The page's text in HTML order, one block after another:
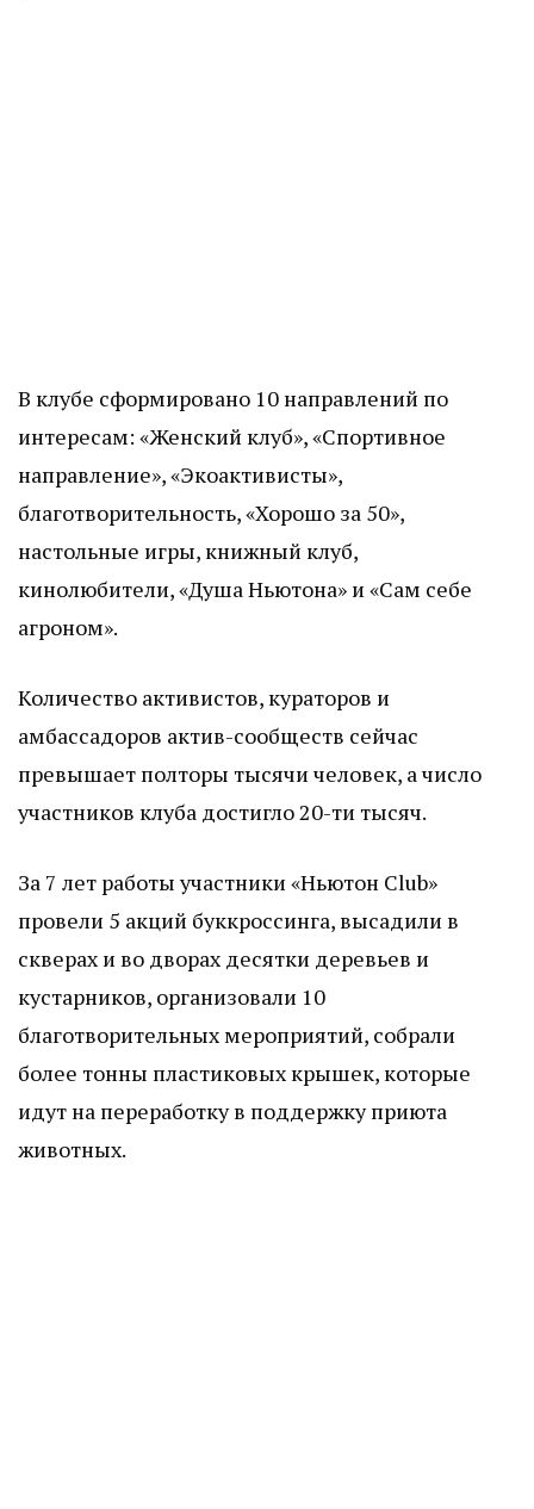
В клубе сформировано 10 направлений по
интересам: «Женский клуб», «Спортивное
направление», «Экоактивисты»,
благотворительность, «Хорошо за 50»,
настольные игры, книжный клуб,
кинолюбители, «Душа Ньютона» и «Сам себе
агроном».
Количество активистов, кураторов и
амбассадоров актив-сообществ сейчас
превышает полторы тысячи человек, а число
участников клуба достигло 20-ти тысяч.
За 7 лет работы участники «Ньютон Club»
провели 5 акций буккроссинга, высадили в
скверах и во дворах десятки деревьев и
кустарников, организовали 10
благотворительных мероприятий, собрали
более тонны пластиковых крышек, которые
идут на переработку в поддержку приюта
животных.